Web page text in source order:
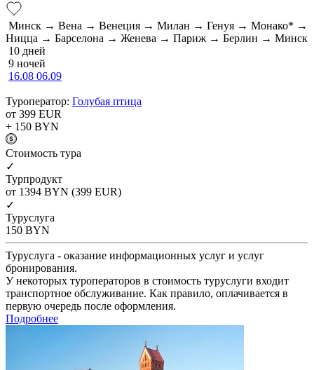
Минск → Вена → Венеция → Милан → Генуя → Монако* →
Ницца → Барселона → Женева → Париж → Берлин → Минск
10 дней
9 ночей
16.08 06.09
Туроператор: Голубая птица
от 399 EUR
+ 150 BYN
Cтоимость тура
✓
Турпродукт
от 1394 BYN (399 EUR)
✓
Туруслуга
150 BYN
Туруслуга - оказание информационных услуг и услуг
бронирования.
У некоторых туроператоров в стоимость туруслуги входит
транспортное обслуживание. Как правило, оплачивается в
первую очередь после оформления.
Подробнее